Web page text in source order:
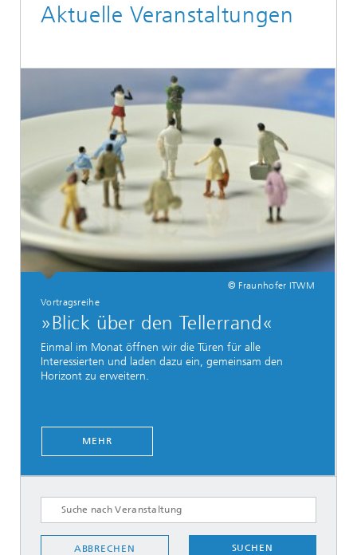
Aktuelle Veranstaltungen
© Fraunhofer ITWM
Vortragsreihe
»Blick über den Tellerrand«
Einmal im Monat öffnen wir die Türen für alle
Interessierten und laden dazu ein, gemeinsam den
Horizont zu erweitern.
MEHR
ABBRECHEN SUCHEN